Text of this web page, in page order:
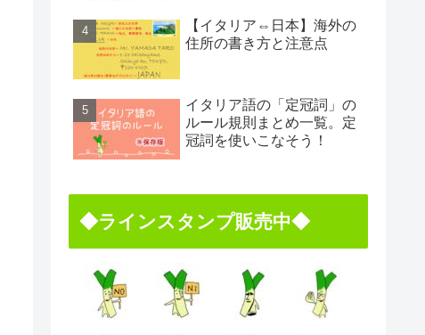
【イタリア⇔日本】海外の
住所の書き方と注意点
イタリア語の「定冠詞」の
ルール規則まとめ一覧。定
冠詞を使いこなそう！
◆ラインスタンプ販売中◆